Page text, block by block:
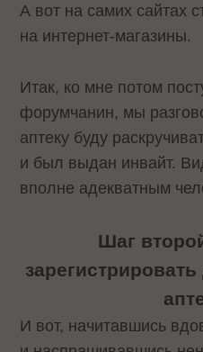
А вот на самих сайтах
на интернет-магазины.
Итак, ко мне потом
форумчанин, мы
аптеку буду
и был выдан инвайт.
вполне адекватным
Шаг
И вот, начитавшись